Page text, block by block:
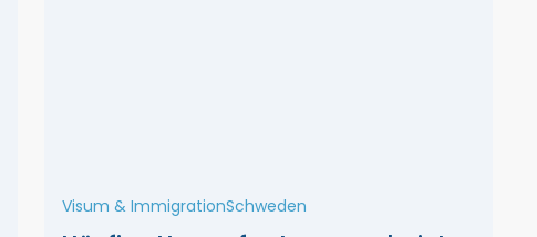
Visum & ImmigrationSchweden